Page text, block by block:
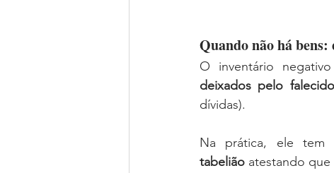
Quando não há
O inventário
deixados pelo falecido
dívidas).
Na prática, ele tem
tabelião atestando que